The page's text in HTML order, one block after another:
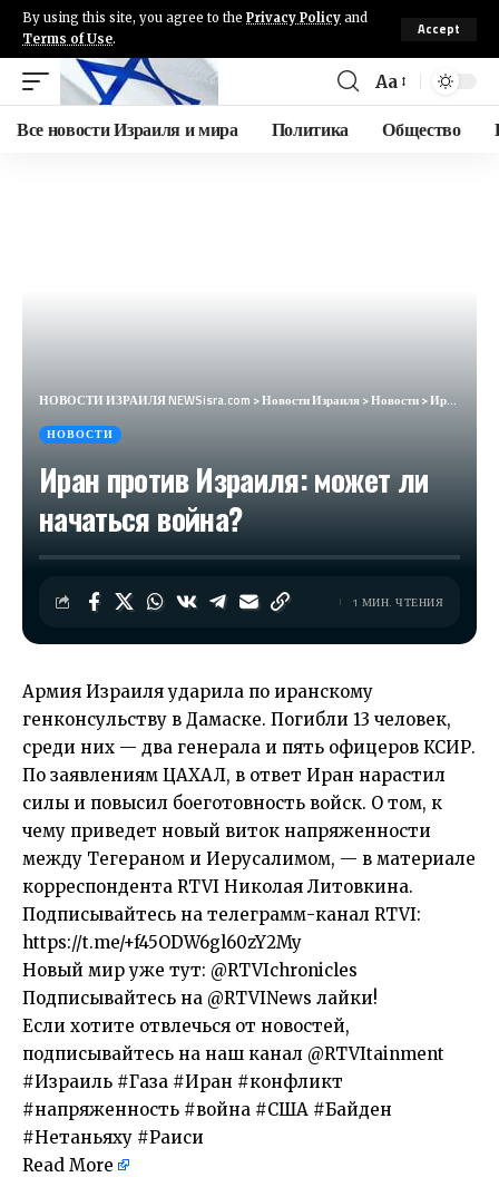
By using this site, you agree to the Privacy Policy and
Terms of Use.
Accept
Aa
Все новости Израиля и мира Политика Общество
НОВОСТИ ИЗРАИЛЯ NEWSisra.com >Новости Израиля>Новости>Иран против Израиля: может ли начаться война?
НОВОСТИ
Иран против Израиля: может ли
начаться война?
1 МИН. ЧТЕНИЯ
Армия Израиля ударила по иранскому
генконсульству в Дамаске. Погибли 13 человек,
среди них — два генерала и пять офицеров КСИР.
По заявлениям ЦАХАЛ, в ответ Иран нарастил
силы и повысил боеготовность войск. О том, к
чему приведет новый виток напряженности
между Тегераном и Иерусалимом, — в материале
корреспондента RTVI Николая Литовкина.
Подписывайтесь на телеграмм-канал RTVI:
https://t.me/+f45ODW6gl60zY2My
Новый мир уже тут: @RTVIchronicles
Подписывайтесь на @RTVINews лайки!
Если хотите отвлечься от новостей,
подписывайтесь на наш канал @RTVItainment
#Израиль #Газа #Иран #конфликт
#напряженность #война #США #Байден
#Нетаньяху #Раиси
Read More